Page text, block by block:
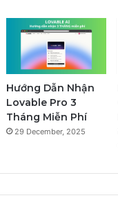
Hướng Dẫn Nhận
Lovable Pro 3
Tháng Miễn Phí
29 December, 2025